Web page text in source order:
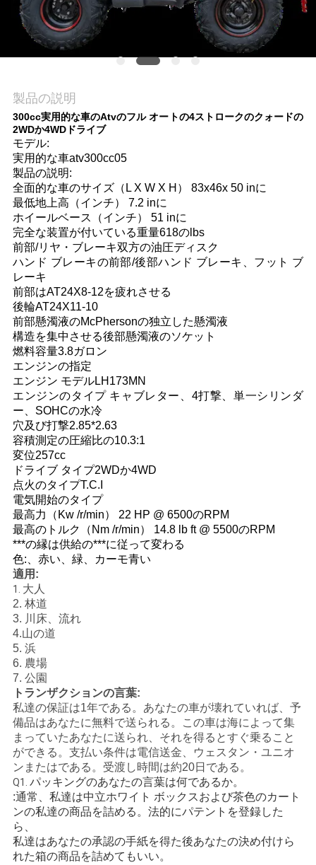
達
に
連
絡
し
な
さ
い
引
用
を
要
求
し
な
さ
い
地
図
プ
ラ
イ
バ
シ
ー
ポ
リ
製品の説明
300cc実用的な車のAtvのフル オートの4ストロークのクォードの
2WDか4WDドライブ
モデル:
実用的な車atv300cc05
製品の説明:
全面的な車のサイズ（L X W X H） 83x46x 50 inに
最低地上高（インチ） 7.2 inに
ホイールベース（インチ） 51 inに
完全な装置が付いている重量618のlbs
前部/リヤ・ブレーキ双方の油圧ディスク
ハンド ブレーキの前部/後部ハンド ブレーキ、フット ブ
レーキ
前部はAT24X8-12を疲れさせる
後輪AT24X11-10
前部懸濁液のMcPhersonの独立した懸濁液
構造を集中させる後部懸濁液のソケット
燃料容量3.8ガロン
エンジンの指定
エンジン モデルLH173MN
エンジンのタイプ キャブレター、4打撃、単一シリンダ
ー、SOHCの水冷
穴及び打撃2.85*2.63
容積測定の圧縮比の10.3:1
変位257cc
ドライブ タイプ2WDか4WD
点火のタイプT.C.I
電気開始のタイプ
最高力（Kw /r/min） 22 HP @ 6500のRPM
最高のトルク（Nm /r/min） 14.8 lb ft @ 5500のRPM
***の縁は供給の***に従って変わる
色:、赤い、緑、カーモ青い
適用:
1. 大人
2. 林道
3. 川床、流れ
4.山の道
5. 浜
6. 農場
7. 公園
トランザクションの言葉:
私達の保証は1年である。あなたの車が壊れていれば、予
備品はあなたに無料で送られる。この車は海によって集
まっていたあなたに送られ、それを得るとすぐ乗ること
ができる。支払い条件は電信送金、ウェスタン・ユニオ
ンまたはである。受渡し時間は約20日である。
Q1. パッキングのあなたの言葉は何であるか。
:通常、私達は中立ホワイト ボックスおよび茶色のカート
ンの私達の商品を詰める。法的にパテントを登録した
ら、
私達はあなたの承認の手紙を得た後あなたの決め付けら
れた箱の商品を詰めてもいい。